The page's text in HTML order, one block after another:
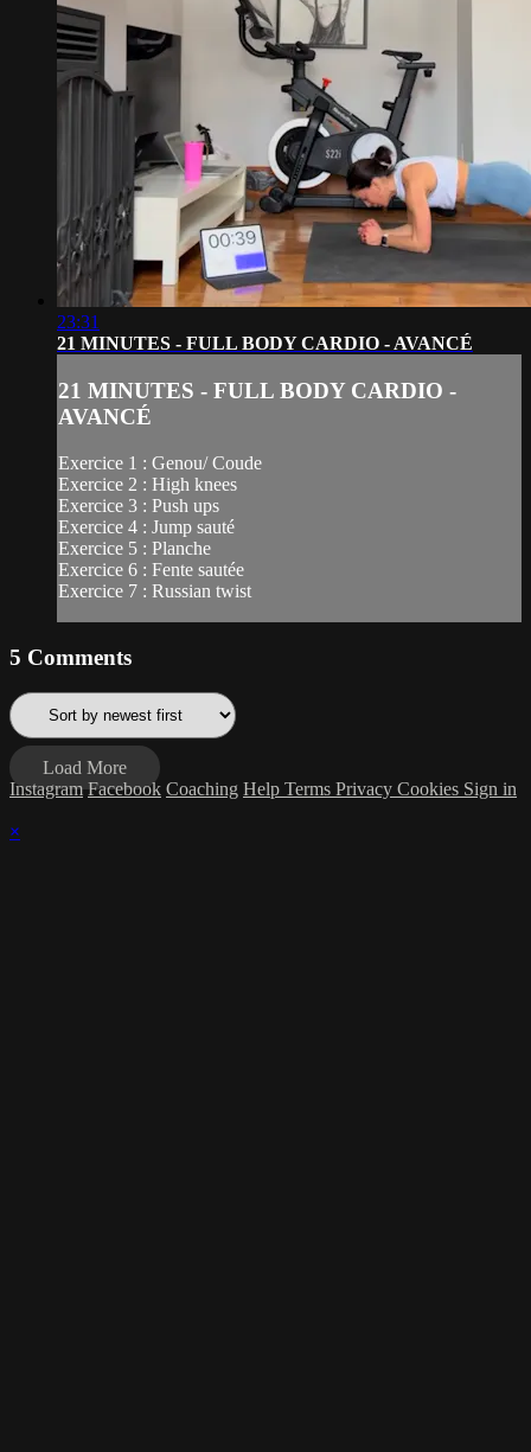
23:31
21 MINUTES - FULL BODY CARDIO - AVANCÉ
21 MINUTES - FULL BODY CARDIO -
AVANCÉ
Exercice 1 : Genou/ Coude
Exercice 2 : High knees
Exercice 3 : Push ups
Exercice 4 : Jump sauté
Exercice 5 : Planche
Exercice 6 : Fente sautée
Exercice 7 : Russian twist
5 Comments
Load More
Instagram Facebook Coaching Help Terms Privacy Cookies Sign in
×